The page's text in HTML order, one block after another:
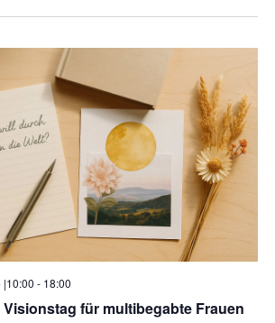
und
für multibegabte Frauen
|10:00 - 18:00